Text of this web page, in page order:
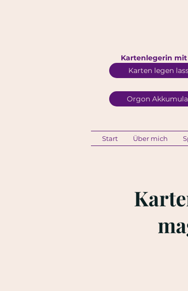
Kartenlegerin mit
Karten legen
Orgon
Start Über mich